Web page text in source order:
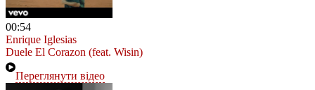
00:54
Enrique Iglesias
Duele El Corazon (feat. Wisin)
Переглянути відео